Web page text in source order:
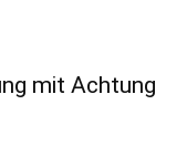
mit Achtung